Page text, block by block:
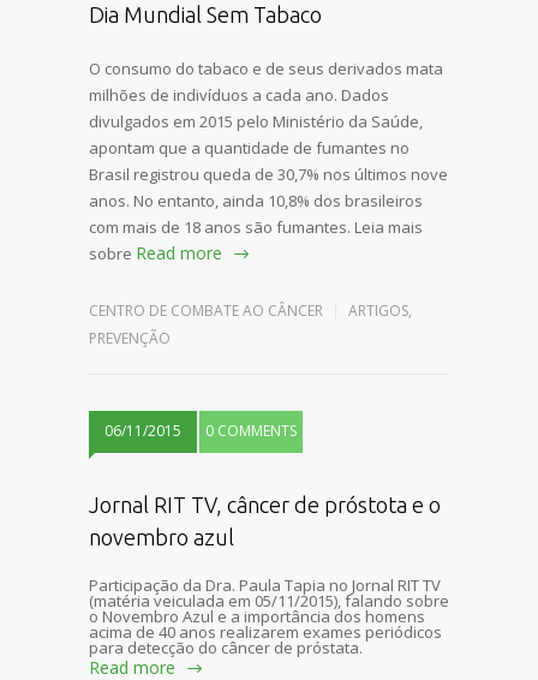
Dia Mundial Sem Tabaco
O consumo do tabaco e de seus derivados mata
milhões de indivíduos a cada ano. Dados
divulgados em 2015 pelo Ministério da Saúde,
apontam que a quantidade de fumantes no
Brasil registrou queda de 30,7% nos últimos nove
anos. No entanto, ainda 10,8% dos brasileiros
com mais de 18 anos são fumantes. Leia mais
sobre Read more
CENTRO DE COMBATE AO CÂNCER ARTIGOS,
PREVENÇÃO
06/11/2015 0 COMMENTS
Jornal RIT TV, câncer de próstota e o
novembro azul
Participação da Dra. Paula Tapia no Jornal RIT TV
(matéria veiculada em 05/11/2015), falando sobre
o Novembro Azul e a importância dos homens
acima de 40 anos realizarem exames periódicos
para detecção do câncer de próstata.
Read more